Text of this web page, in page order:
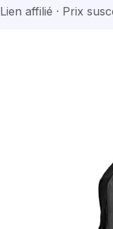
Lien affilié · Prix